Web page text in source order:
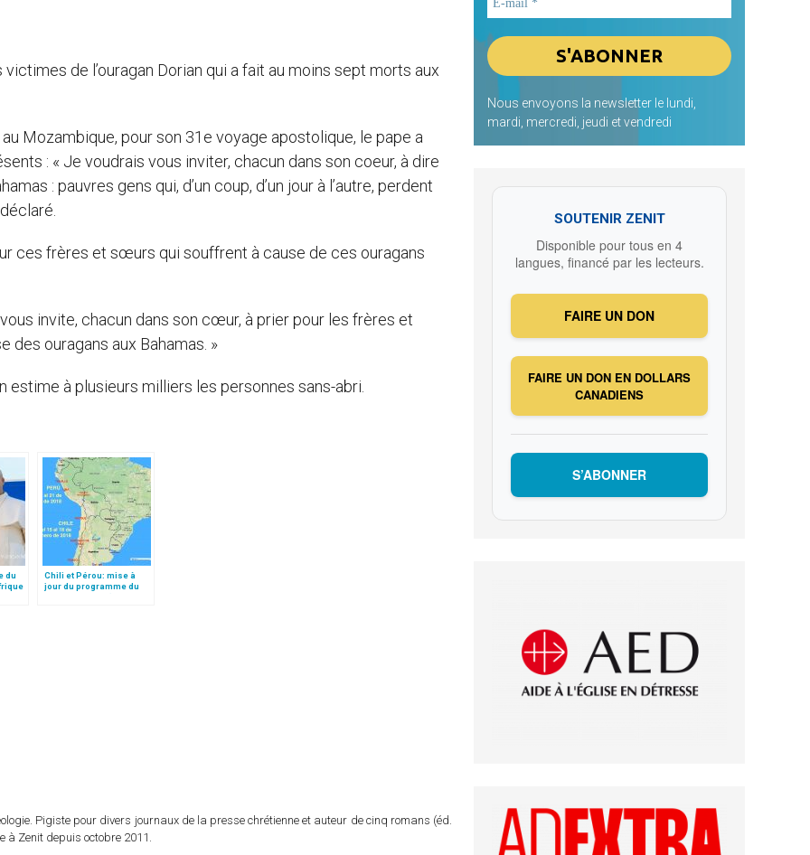
de l’ouragan Dorian qui a fait au moins sept morts aux
Mozambique, pour son 31e voyage apostolique, le pape a
: « Je voudrais vous inviter, chacun dans son coeur, à dire
: pauvres gens qui, d’un coup, d’un jour à l’autre, perdent
ces frères et sœurs qui souffrent à cause de ces ouragans
invite, chacun dans son cœur, à prier pour les frères et
ouragans aux Bahamas. »
estime à plusieurs milliers les personnes sans-abri.
du
Chili et Pérou: mise à
jour du programme du
Pigiste pour divers journaux de la presse chrétienne et auteur de cinq romans (éd.
Zenit depuis octobre 2011.
Nous envoyons la newsletter le lundi,
mardi, mercredi, jeudi et vendredi
SOUTENIR ZENIT
Disponible pour tous en 4
langues, financé par les lecteurs.
FAIRE UN DON
FAIRE UN DON EN DOLLARS
CANADIENS
S’ABONNER